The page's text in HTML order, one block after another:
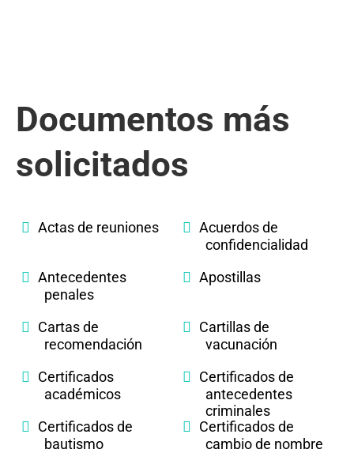
Documentos más
solicitados
Actas de reuniones
Acuerdos de
confidencialidad
Antecedentes
penales
Apostillas
Cartas de
recomendación
Cartillas de
vacunación
Certificados
académicos
Certificados de
antecedentes
criminales
Certificados de
bautismo
Certificados de
cambio de nombre